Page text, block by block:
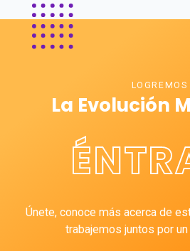
LOGREMOS
La Evolución
Únete, conoce más acerca de
trabajemos juntos por